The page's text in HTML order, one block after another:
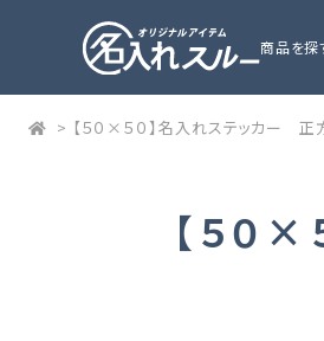
商品を探
> 【５０×５０】名入れステッカー 正
【５０